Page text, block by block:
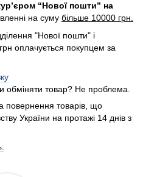
“Нової пошти” на
на суму більше 10000 грн.
"Нової пошти" і
оплачується покупцем за
обміняти товар? Не проблема.
повернення товарів, що
України на протажі 14 днів з